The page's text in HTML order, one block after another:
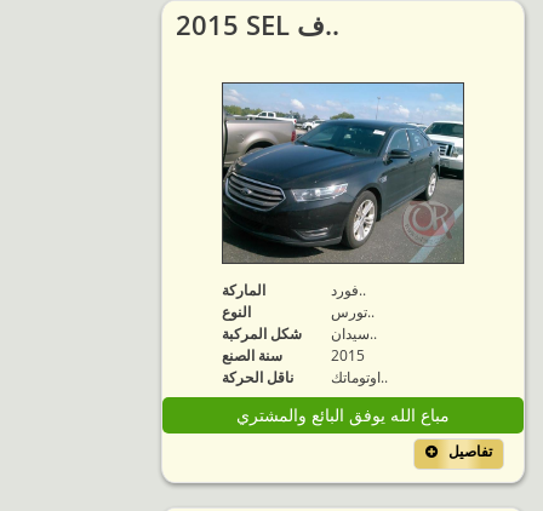
2015 SEL ف..
الماركة
فورد..
النوع
تورس..
شكل المركبة
سيدان..
سنة الصنع
2015
ناقل الحركة
اوتوماتك..
مباع الله يوفق البائع والمشتري
تفاصيل